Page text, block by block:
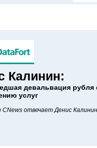
Калинин:
девальвация рубля
услуг
отвечает Денис